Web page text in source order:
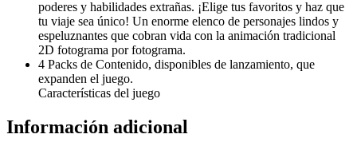
poderes y habilidades extrañas. ¡Elige tus favoritos y haz que
tu viaje sea único! Un enorme elenco de personajes lindos y
espeluznantes que cobran vida con la animación tradicional
2D fotograma por fotograma.
4 Packs de Contenido, disponibles de lanzamiento, que
expanden el juego.
Características del juego
Información adicional